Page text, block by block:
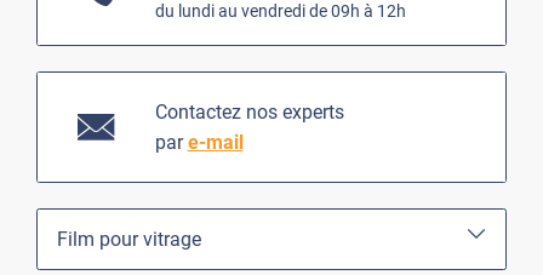
du lundi au vendredi de 09h à 12h
Contactez nos experts
pare-mail
Film pour vitrage